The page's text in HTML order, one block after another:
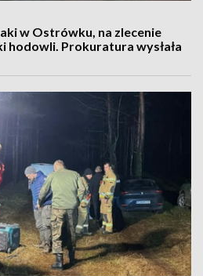
w Ostrówku, na zlecenie
hodowli. Prokuratura wysłała